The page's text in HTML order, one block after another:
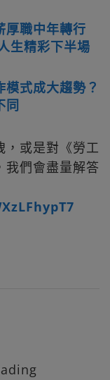
厚職中年轉行
生精彩下半場
式成大趨勢？
同
，或是對《勞工
我們會盡量解答